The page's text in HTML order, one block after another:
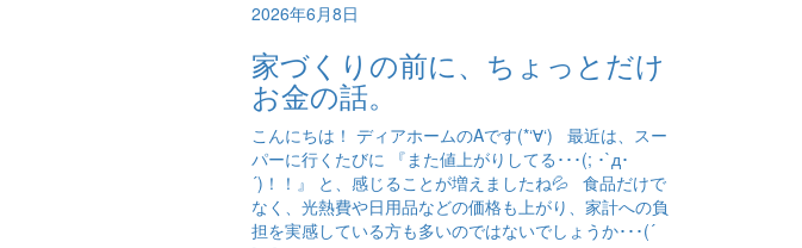
2026年6月8日
家づくりの前に、ちょっとだけ
お金の話。
こんにちは！ ディアホームのAです(*‘∀‘) 最近は、スー
パーに行くたびに 『また値上がりしてる･･･(; ･`д･
´)！！』 と、感じることが増えましたね💦 食品だけで
なく、光熱費や日用品などの価格も上がり、家計への負
担を実感している方も多いのではないでしょうか･･･(´